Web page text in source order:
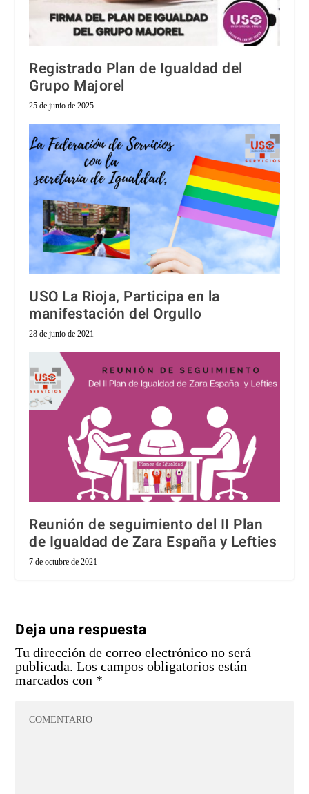
Registrado Plan de Igualdad del
Grupo Majorel
25 de junio de 2025
USO La Rioja, Participa en la
manifestación del Orgullo
28 de junio de 2021
Reunión de seguimiento del II Plan
de Igualdad de Zara España y Lefties
7 de octubre de 2021
Deja una respuesta
Tu dirección de correo electrónico no será
publicada. Los campos obligatorios están
marcados con *